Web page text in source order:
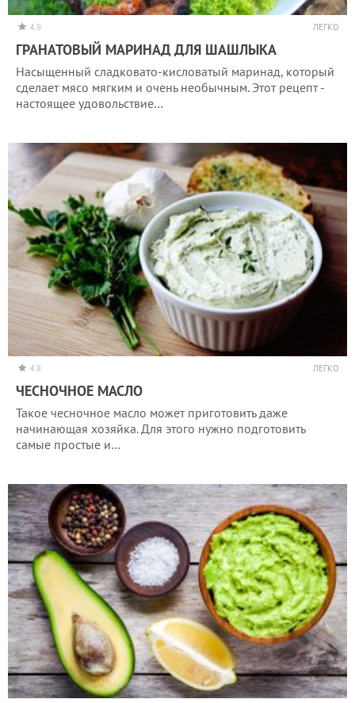
4.9 ЛЕГКО
ГРАНАТОВЫЙ МАРИНАД ДЛЯ ШАШЛЫКА
Насыщенный сладковато-кисловатый маринад, который
сделает мясо мягким и очень необычным. Этот рецепт -
настоящее удовольствие…
4.8 ЛЕГКО
ЧЕСНОЧНОЕ МАСЛО
Такое чесночное масло может приготовить даже
начинающая хозяйка. Для этого нужно подготовить
самые простые и…